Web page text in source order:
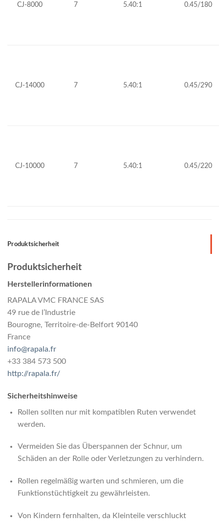
CJ-8000 7 5.40:1 0.45/180
CJ-14000 7 5.40:1 0.45/290
CJ-10000 7 5.40:1 0.45/220
Produktsicherheit
Produktsicherheit
Herstellerinformationen
RAPALA VMC FRANCE SAS
49 rue de l’Industrie
Bourogne, Territoire-de-Belfort 90140
France
info@rapala.fr
+33 384 573 500
http://rapala.fr/
Sicherheitshinweise
Rollen sollten nur mit kompatiblen Ruten verwendet
werden.
Vermeiden Sie das Überspannen der Schnur, um
Schäden an der Rolle oder Verletzungen zu verhindern.
Rollen regelmäßig warten und schmieren, um die
Funktionstüchtigkeit zu gewährleisten.
Von Kindern fernhalten, da Kleinteile verschluckt